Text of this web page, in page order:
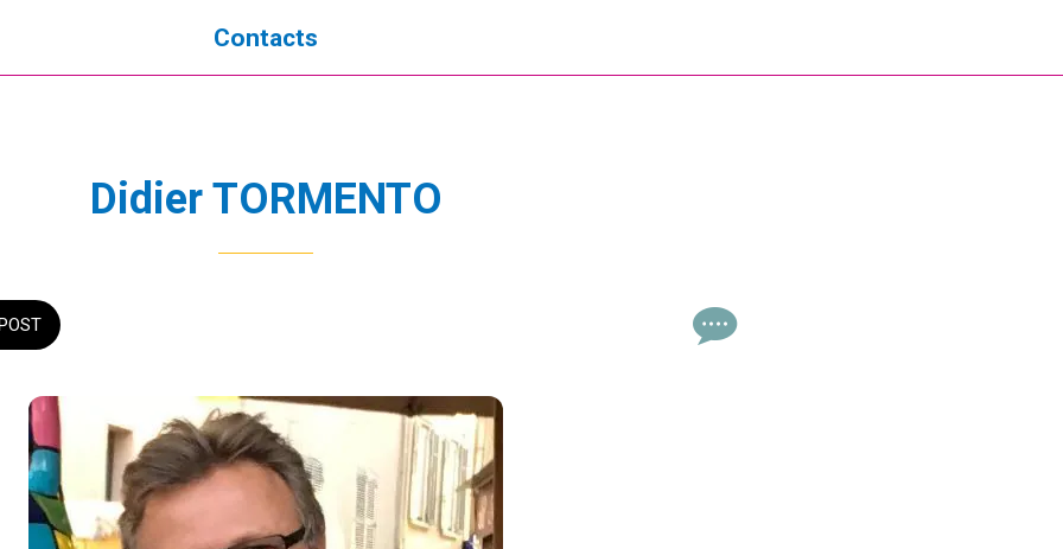
Contacts
Didier TORMENTO
POST